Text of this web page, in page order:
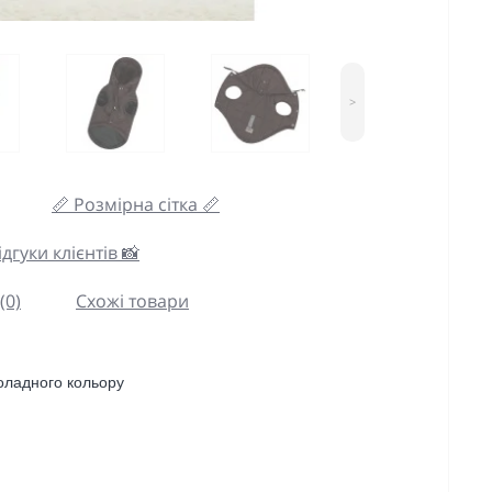
>
📏 Розмірна сітка 📏
клієнтів 📸
Схожі товари
кольору